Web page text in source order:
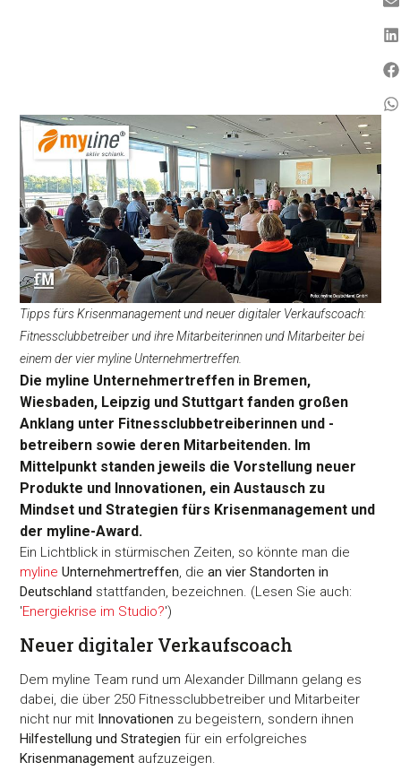
Tipps fürs Krisenmanagement und neuer digitaler Verkaufscoach:
Fitnessclubbetreiber und ihre Mitarbeiterinnen und Mitarbeiter bei
einem der vier myline Unternehmertreffen.
Die myline Unternehmertreffen in Bremen,
Wiesbaden, Leipzig und Stuttgart fanden großen
Anklang unter Fitnessclubbetreiberinnen und -
betreibern sowie deren Mitarbeitenden. Im
Mittelpunkt standen jeweils die Vorstellung neuer
Produkte und Innovationen, ein Austausch zu
Mindset und Strategien fürs Krisenmanagement und
der myline-Award.
Ein Lichtblick in stürmischen Zeiten, so könnte man die
myline Unternehmertreffen, diean vier Standorten in
Deutschland stattfanden, bezeichnen. (Lesen Sie auch:
'Energiekrise im Studio?')
Neuer digitaler Verkaufscoach
Dem myline Team rund um Alexander Dillmann gelang es
dabei, die über 250 Fitnessclubbetreiber und Mitarbeiter
nicht nur mit Innovationen zu begeistern, sondern ihnen
Hilfestellung und Strategien für ein erfolgreiches
Krisenmanagement aufzuzeigen.